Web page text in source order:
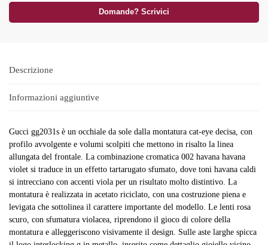
Domande? Scrivici
Descrizione
Informazioni aggiuntive
Gucci gg2031s è un occhiale da sole dalla montatura cat-eye decisa, con
profilo avvolgente e volumi scolpiti che mettono in risalto la linea
allungata del frontale. La combinazione cromatica 002 havana havana
violet si traduce in un effetto tartarugato sfumato, dove toni havana caldi
si intrecciano con accenti viola per un risultato molto distintivo. La
montatura è realizzata in acetato riciclato, con una costruzione piena e
levigata che sottolinea il carattere importante del modello. Le lenti rosa
scuro, con sfumatura violacea, riprendono il gioco di colore della
montatura e alleggeriscono visivamente il design. Sulle aste larghe spicca